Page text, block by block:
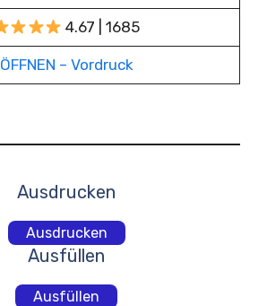
4.67 | 1685
ÖFFNEN – Vordruck
Ausdrucken
Ausdrucken
Ausfüllen
Ausfüllen